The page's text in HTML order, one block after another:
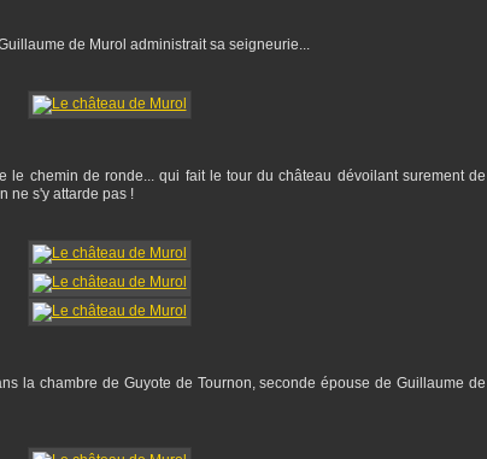
de Murol administrait sa seigneurie...
le chemin de ronde... qui fait le tour du château dévoilant surement de
ne s'y attarde pas !
la chambre de Guyote de Tournon, seconde épouse de Guillaume de